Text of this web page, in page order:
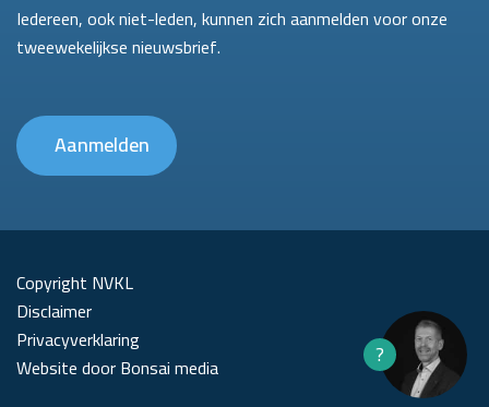
Iedereen, ook niet-leden, kunnen zich aanmelden voor onze
tweewekelijkse nieuwsbrief.
Aanmelden
Copyright NVKL
Disclaimer
Privacyverklaring
Website door Bonsai media
?